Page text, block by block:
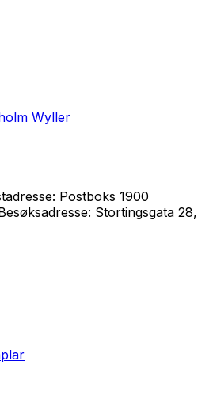
Wyller
Postboks 1900
Stortingsgata 28,